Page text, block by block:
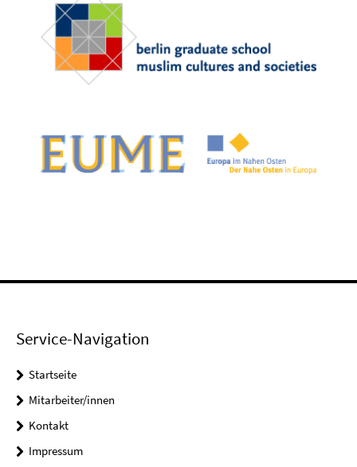
Service-Navigation
Startseite
Mitarbeiter/innen
Kontakt
Impressum